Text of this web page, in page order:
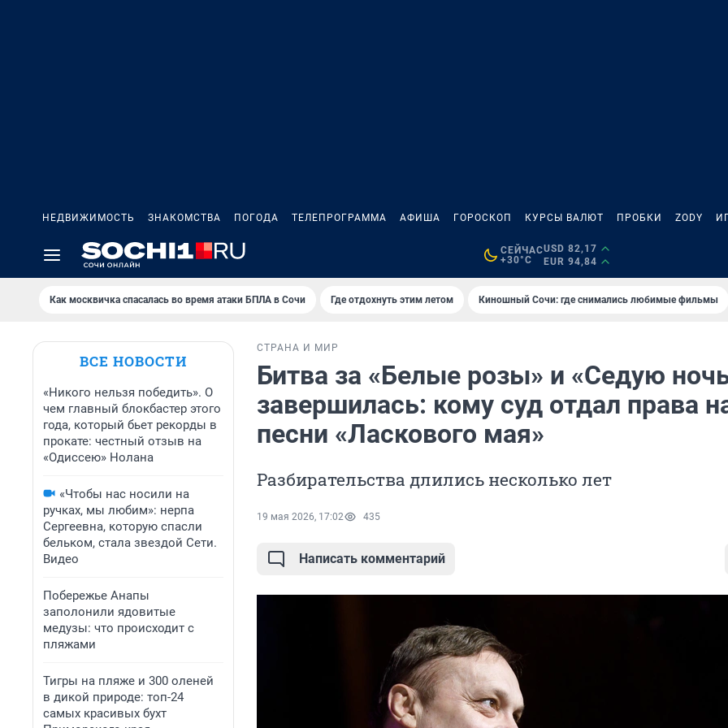
НЕДВИЖИМОСТЬ ЗНАКОМСТВА ПОГОДА ТЕЛЕПРОГРАММА АФИША ГОРОСКОП КУРСЫ ВАЛЮТ ПРОБКИ ZODY
СЕЙЧАС
+30°C
USD 82,17
EUR 94,84
Как москвичка спасалась во время атаки БПЛА в Сочи Где отдохнуть этим летом Киношный Сочи: где снимались любимые фильмы
ВСЕ НОВОСТИ
«Никого нельзя победить». О
чем главный блокбастер этого
года, который бьет рекорды в
прокате: честный отзыв на
«Одиссею» Нолана
«Чтобы нас носили на
ручках, мы любим»: нерпа
Сергеевна, которую спасли
бельком, стала звездой Сети.
Видео
Побережье Анапы
заполонили ядовитые
медузы: что происходит с
пляжами
Тигры на пляже и 300 оленей
в дикой природе: топ-24
самых красивых бухт
СТРАНА И МИР
Битва за «Белые розы» и «Седую
завершилась: кому суд отдал права
песни «Ласкового мая»
Разбирательства длились несколько лет
19 мая 2026, 17:02 435
Написать комментарий